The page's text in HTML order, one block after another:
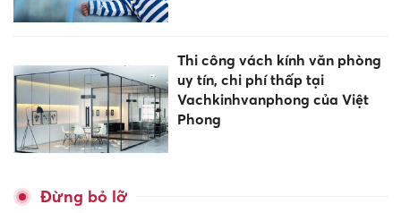
Thi công vách kính văn phòng
uy tín, chi phí thấp tại
Vachkinhvanphong của Việt
Phong
Đừng bỏ lỡ